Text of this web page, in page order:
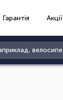
Гарантія Акції